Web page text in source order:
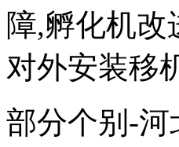
障,孵化机改
对外安装移
部分个别-河